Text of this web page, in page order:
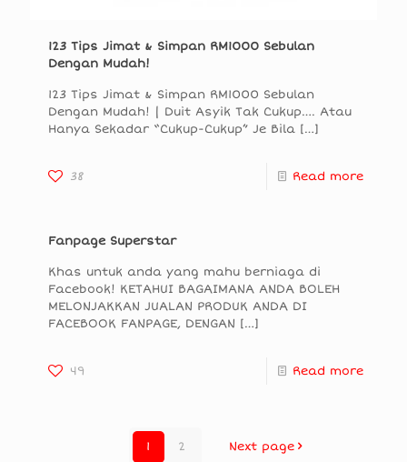
123 Tips Jimat & Simpan RM1000 Sebulan
Dengan Mudah!
123 Tips Jimat & Simpan RM1000 Sebulan
Dengan Mudah! | Duit Asyik Tak Cukup…. Atau
Hanya Sekadar “Cukup-Cukup” Je Bila […]
38 Read more
Fanpage Superstar
Khas untuk anda yang mahu berniaga di
Facebook! KETAHUI BAGAIMANA ANDA BOLEH
MELONJAKKAN JUALAN PRODUK ANDA DI
FACEBOOK FANPAGE, DENGAN […]
49 Read more
1 2 Next page